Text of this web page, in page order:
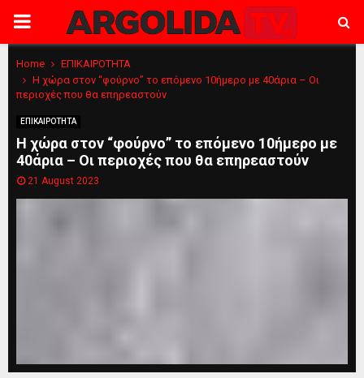
PRIMARY
MENU
Home
ΕΠΙΚΑΙΡΟΤΗΤΑ
Η χώρα στον “φούρνο” το επόμενο 10ήμερο με 40άρια – Οι
περιοχές που θα επηρεαστούν
ΕΠΙΚΑΙΡΟΤΗΤΑ
Η χώρα στον “φούρνο” το επόμενο 10ήμερο με
40άρια – Οι περιοχές που θα επηρεαστούν
21 August 2023